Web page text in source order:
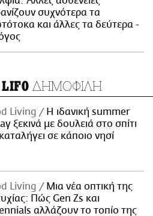
συχνότερα τα
και άλλες τα δεύτερα -
ΔΗΜΟΦΙΛΗ
Living
Η ιδανική summer
ξεκινά με δουλειά στο σπίτι
σε κάποιο νησί
Living
Μια νέα οπτική της
Πώς Gen Zs και
αλλάζουν το τοπίο της